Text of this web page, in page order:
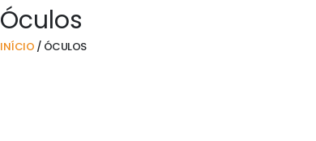
Óculos
INÍCIO / ÓCULOS